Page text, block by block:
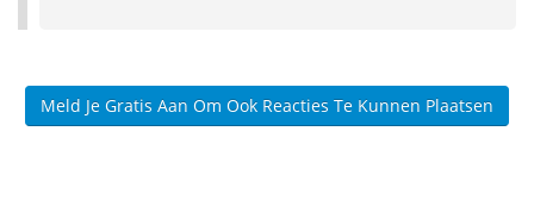
Meld Je Gratis Aan Om Ook Reacties Te Kunnen Plaatsen